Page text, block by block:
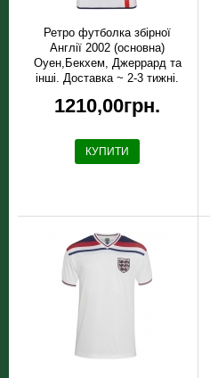
Ретро футболка збірної
Англії 2002 (основна)
Оуен,Бекхем, Джеррард та
інші. Доставка ~ 2-3 тижні.
1210,00грн.
КУПИТИ